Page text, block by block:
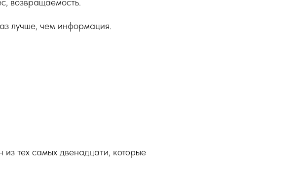
лучше, чем информация.
тех самых двенадцати, которые